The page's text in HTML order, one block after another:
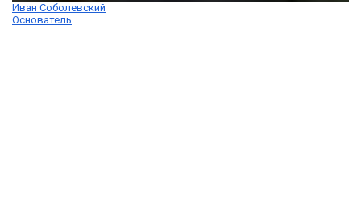
Иван Соболевский
Основатель